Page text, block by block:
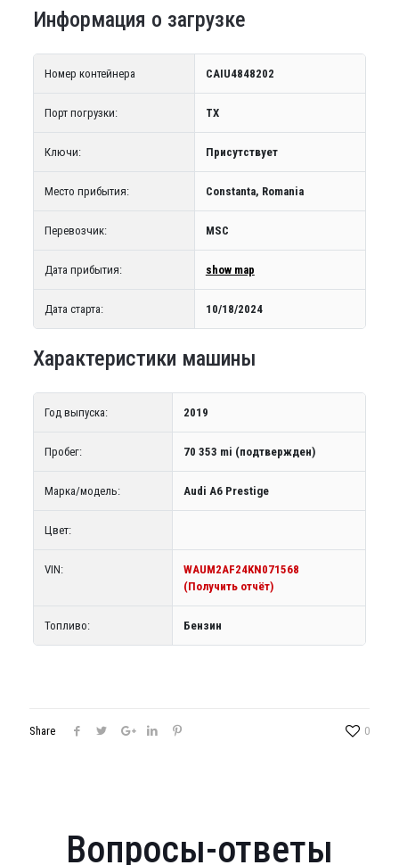
Информация о загрузке
Номер контейнера CAIU4848202
Порт погрузки: TX
Ключи: Присутствует
Место прибытия: Constanta, Romania
Перевозчик: MSC
Дата прибытия: show map
Дата старта: 10/18/2024
Характеристики машины
Год выпуска: 2019
Пробег: 70 353 mi (подтвержден)
Марка/модель: Audi A6 Prestige
Цвет:
VIN:
WAUM2AF24KN071568
(Получить отчёт)
Топливо: Бензин
Share 0
Вопросы-ответы